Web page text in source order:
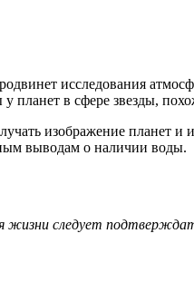
исследования
планет в сфере звезды,
изображение планет
выводам о наличии воды.
следует